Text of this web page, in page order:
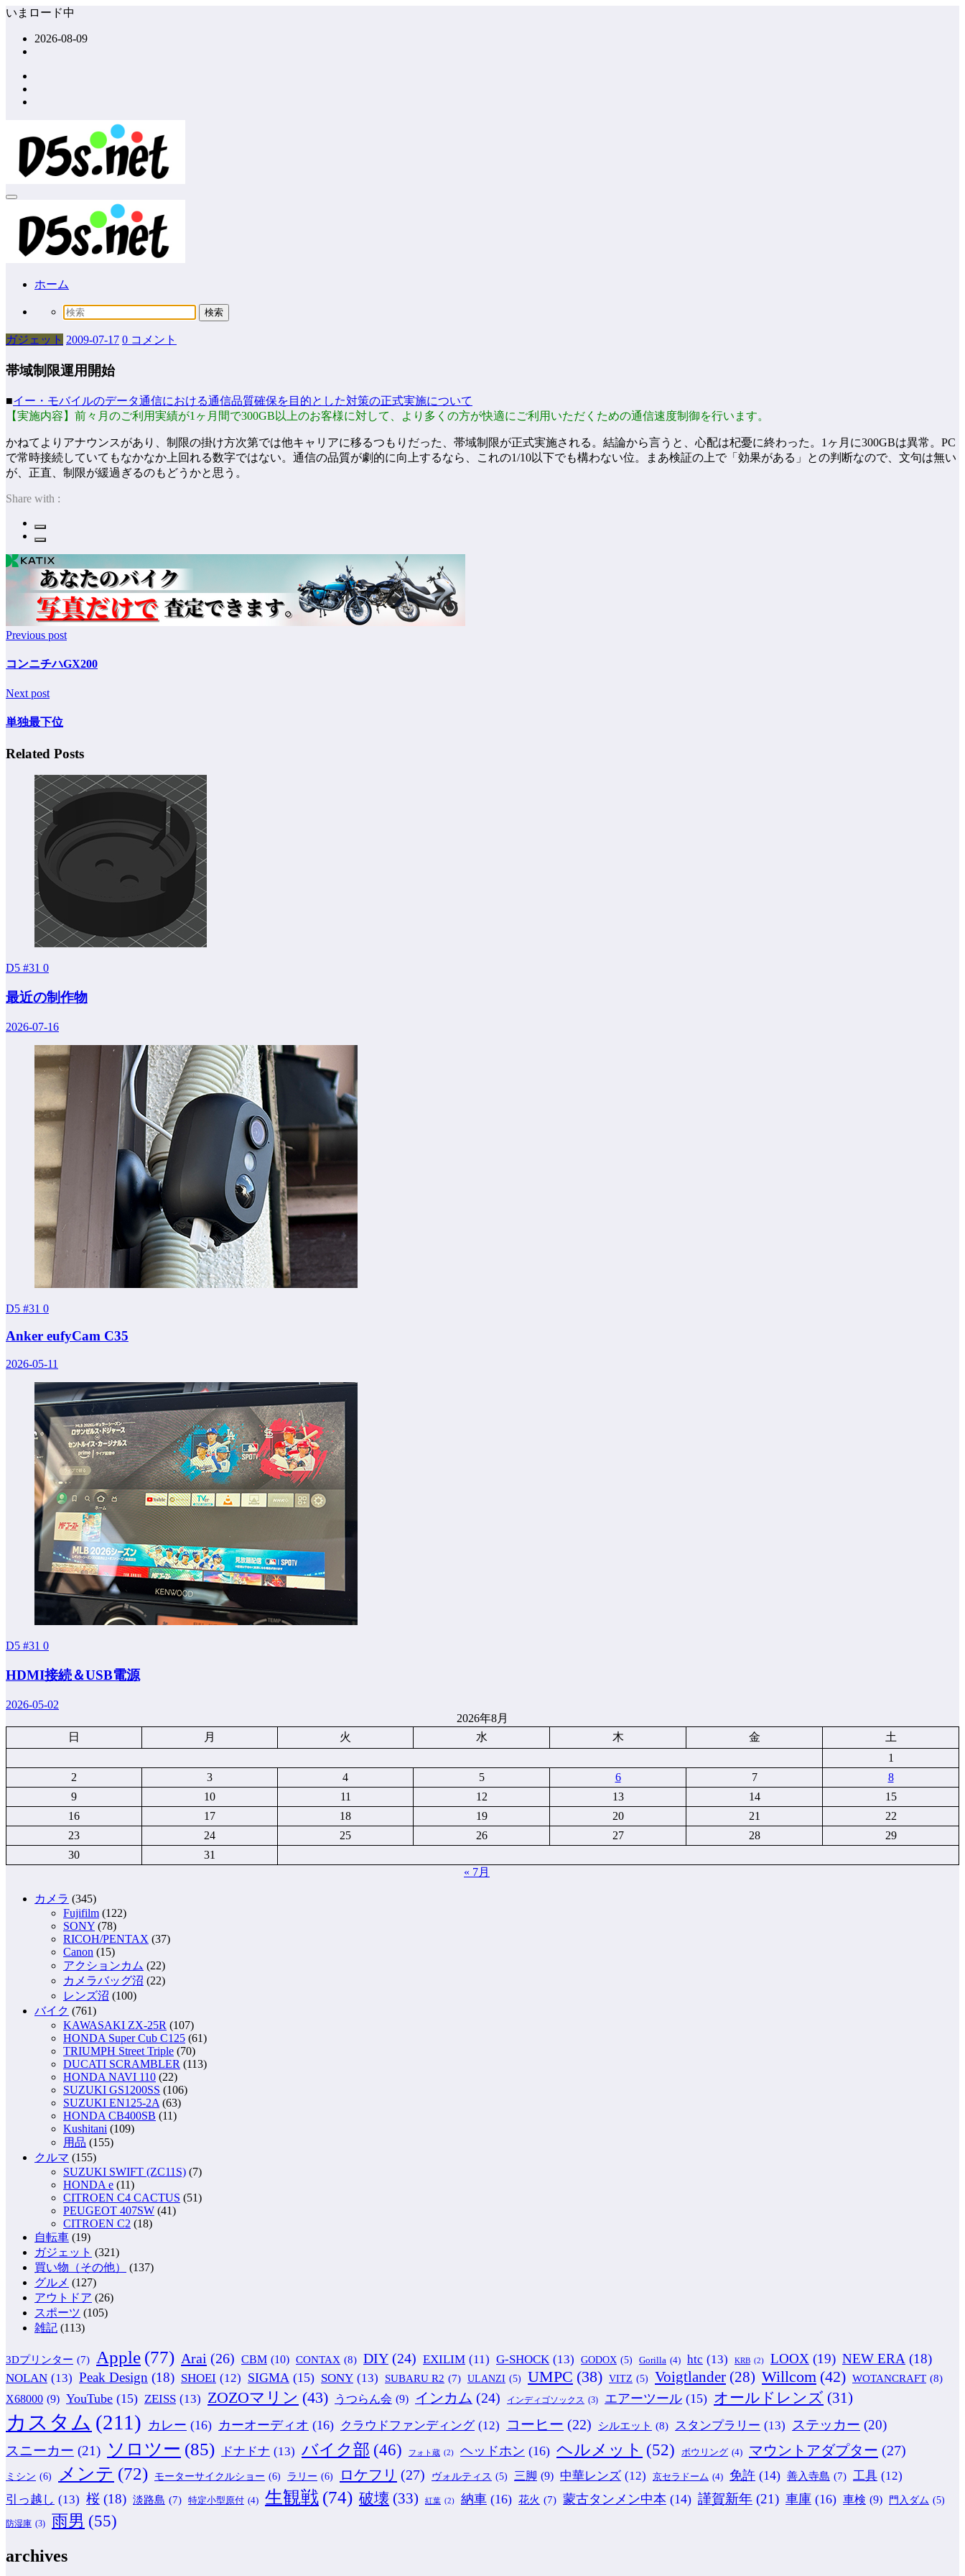
コ
いまロード中
2026-08-09
ホーム
ガジェット 2009-07-17 0 コメント
帯域制限運用開始
■イー・モバイルのデータ通信における通信品質確保を目的とした対策の正式実施について
【実施内容】前々月のご利用実績が1ヶ月間で300GB以上のお客様に対して、より多くの方が快適にご利用いただくための通信速度制御を行います。
かねてよりアナウンスがあり、制限の掛け方次第では他キャリアに移るつもりだった、帯域制限が正式実施される。結論から言うと、心配は杞憂に終わった。1ヶ月に300GBは異常。PC
で常時接続していてもなかなか上回れる数字ではない。通信の品質が劇的に向上するなら、これの1/10以下でも構わない位。まあ検証の上で「効果がある」との判断なので、文句は無い
が、正直、制限が緩過ぎるのもどうかと思う。
Share with :
Previous post
コンニチハGX200
Next post
単独最下位
Related Posts
D5 #31 0
最近の制作物
2026-07-16
D5 #31 0
Anker eufyCam C35
2026-05-11
D5 #31 0
HDMI接続＆USB電源
2026-05-02
2026年8月
日
月 火 水 木 金
土
1
2
3 4 5 6 7
8
9
10 11 12 13 14
15
16
17 18 19 20 21
22
23
24 25 26 27 28
29
30
31
« 7月
カメラ (345)
Fujifilm (122)
SONY (78)
RICOH/PENTAX (37)
Canon (15)
アクションカム (22)
カメラバッグ沼 (22)
レンズ沼 (100)
バイク (761)
KAWASAKI ZX-25R (107)
HONDA Super Cub C125 (61)
TRIUMPH Street Triple (70)
DUCATI SCRAMBLER (113)
HONDA NAVI 110 (22)
SUZUKI GS1200SS (106)
SUZUKI EN125-2A (63)
HONDA CB400SB (11)
Kushitani (109)
用品 (155)
クルマ (155)
SUZUKI SWIFT (ZC11S) (7)
HONDA e (11)
CITROEN C4 CACTUS (51)
PEUGEOT 407SW (41)
CITROEN C2 (18)
自転車 (19)
ガジェット (321)
買い物（その他）
(137)
グルメ (127)
アウトドア (26)
スポーツ (105)
雑記 (113)
3Dプリンター (7) Apple (77) Arai (26) CBM (10) CONTAX (8) DIY (24) EXILIM (11) G-SHOCK (13) GODOX (5) Gorilla (4) htc (13) KRB (2) LOOX (19) NEW ERA (18)
NOLAN (13) Peak Design (18) SHOEI (12) SIGMA (15) SONY (13) SUBARU R2 (7) ULANZI (5) UMPC (38) VITZ (5) Voigtlander (28) Willcom (42) WOTANCRAFT (8)
X68000 (9) YouTube (15) ZEISS (13) ZOZOマリン (43) うつらん会 (9) インカム (24) インディゴソックス (3) エアーツール (15) オールドレンズ (31)
カスタム (211) カレー (16) カーオーディオ (16) クラウドファンディング (12) コーヒー (22) シルエット (8) スタンプラリー (13) ステッカー (20)
スニーカー (21) ソロツー (85) ドナドナ (13) バイク部 (46) フォト蔵 (2) ヘッドホン (16) ヘルメット (52) ボウリング (4) マウントアダプター (27)
ミシン (6) メンテ (72) モーターサイクルショー (6) ラリー (6) ロケフリ (27) ヴォルティス (5) 三脚 (9) 中華レンズ (12) 京セラドーム (4) 免許 (14) 善入寺島 (7) 工具 (12)
引っ越し (13) 桜 (18) 淡路島 (7) 特定小型原付 (4) 生観戦 (74) 破壊 (33) 紅葉 (2) 納車 (16) 花火 (7) 蒙古タンメン中本 (14) 謹賀新年 (21) 車庫 (16) 車検 (9) 門入ダム (5)
防湿庫 (3) 雨男 (55)
archives